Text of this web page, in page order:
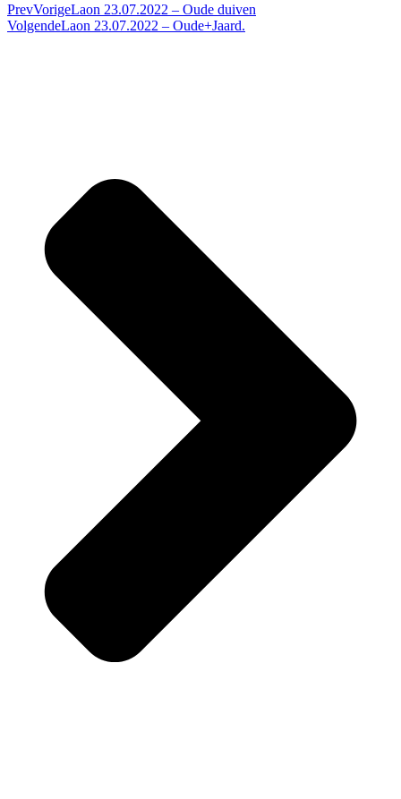
PrevVorigeLaon 23.07.2022 – Oude duiven
VolgendeLaon 23.07.2022 – Oude+Jaard.